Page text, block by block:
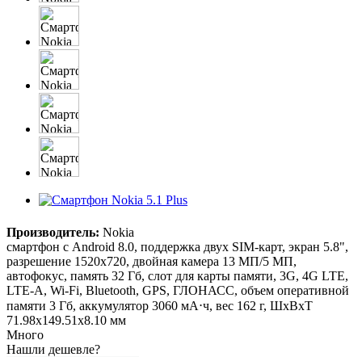
Производитель: Nokia
смартфон с Android 8.0, поддержка двух SIM-карт, экран 5.8",
разрешение 1520x720, двойная камера 13 МП/5 МП,
автофокус, память 32 Гб, слот для карты памяти, 3G, 4G LTE,
LTE-A, Wi-Fi, Bluetooth, GPS, ГЛОНАСС, объем оперативной
памяти 3 Гб, аккумулятор 3060 мА⋅ч, вес 162 г, ШxВxТ
71.98x149.51x8.10 мм
Много
Нашли дешевле?